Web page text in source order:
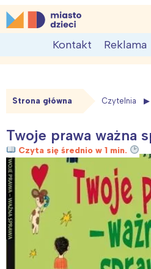
Skip
to
MiastoDzieci.pl
atrakcje dla dzieci,
Kontakt Reklama
Strona główna Czytelnia
Twoje prawa ważna
Czyta się średnio w 1 min.